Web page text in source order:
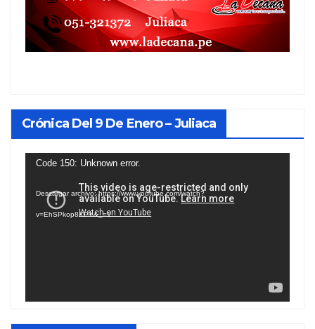
Crónica Del 9 De Enero – Juliaca
Reproductor
vídeo
Code 150: Unknown error.
Descargar archivo: https://www.youtube.com/watch?
v=EhSPkop8KPY&_=1